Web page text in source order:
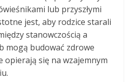
lub przyszłymi
jest, aby rodzice starali
stanowczością a
mogą budować zdrowe
opierają się na wzajemnym